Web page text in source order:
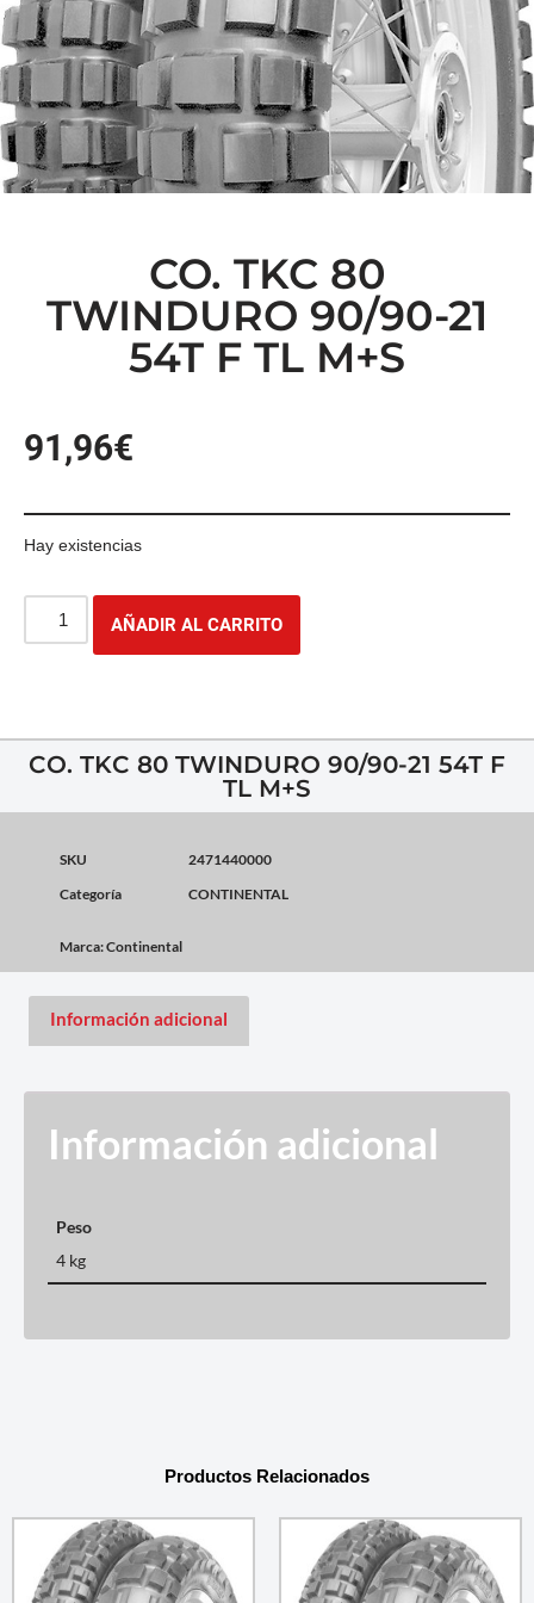
CO. TKC 80
TWINDURO 90/90-21
54T F TL M+S
91,96€
Hay existencias
AÑADIR AL CARRITO
CO. TKC 80 TWINDURO 90/90-21 54T F
TL M+S
SKU
2471440000
Categoría
CONTINENTAL
Marca:Continental
Información adicional
Información adicional
Peso
4 kg
Productos Relacionados